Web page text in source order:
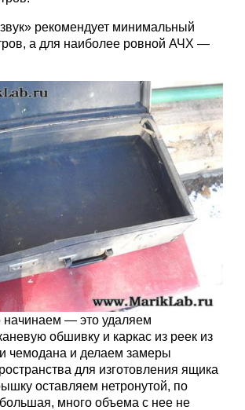
рекомендует минимальный
а для наиболее ровной АЧХ —
начинаем — это удаляем
обшивку и каркас из реек из
чемодана и делаем замеры
для изготовления ящика
оставляем нетронутой, по
много объема с нее не